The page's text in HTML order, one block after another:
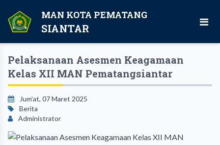
MAN KOTA PEMATANG
SIANTAR
Pelaksanaan Asesmen Keagamaan
Kelas XII MAN Pematangsiantar
Jum'at, 07 Maret 2025
Berita
Administrator